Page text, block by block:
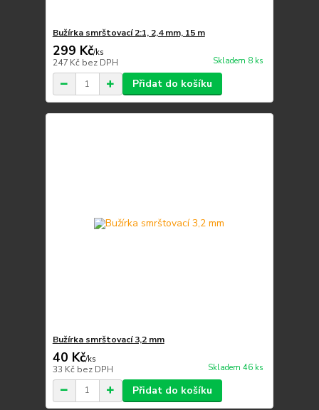
Bužírka smrštovací 2:1, 2,4 mm, 15 m
299 Kč/ks
247 Kč bez DPH Skladem 8 ks
Přidat do košíku
Bužírka smrštovací 3,2 mm
40 Kč/ks
33 Kč bez DPH Skladem 46 ks
Přidat do košíku